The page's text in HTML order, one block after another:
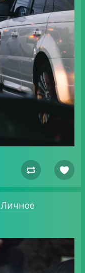
 
Личное